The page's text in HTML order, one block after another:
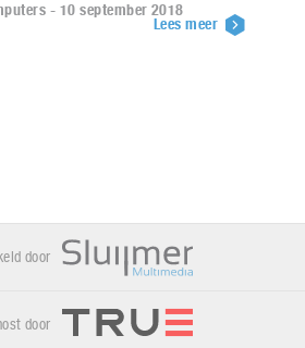
- 10 september 2018
Lees meer
door
door